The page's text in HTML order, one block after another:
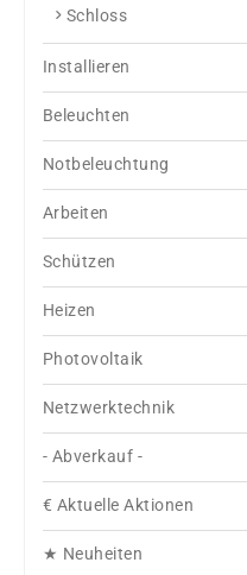
Schloss
Installieren
Beleuchten
Notbeleuchtung
Arbeiten
Schützen
Heizen
Photovoltaik
Netzwerktechnik
- Abverkauf -
€ Aktuelle Aktionen
★ Neuheiten